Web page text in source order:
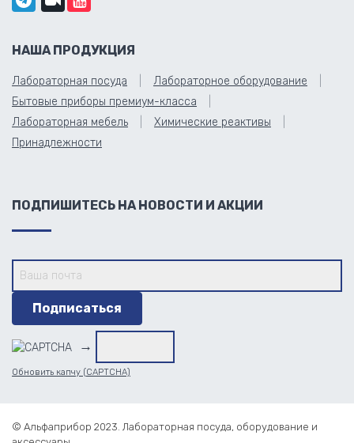
НАША ПРОДУКЦИЯ
Лабораторная посуда
Лабораторное оборудование
Бытовые приборы премиум-класса
Лабораторная мебель
Химические реактивы
Принадлежности
ПОДПИШИТЕСЬ НА НОВОСТИ И АКЦИИ
→
Обновить капчу (CAPTCHA)
© Альфаприбор 2023. Лабораторная посуда, оборудование и